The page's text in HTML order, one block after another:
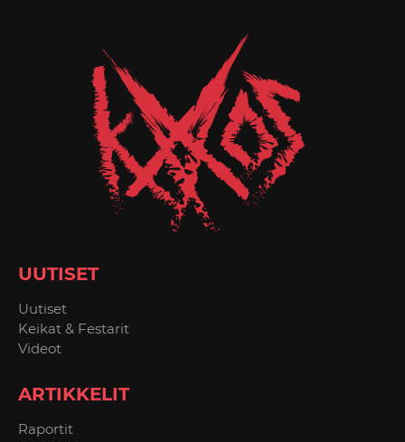
UUTISET
Uutiset
Keikat & Festarit
Videot
ARTIKKELIT
Raportit